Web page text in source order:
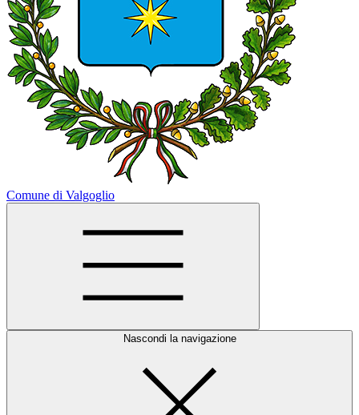
Comune di Valgoglio
Nascondi la navigazione